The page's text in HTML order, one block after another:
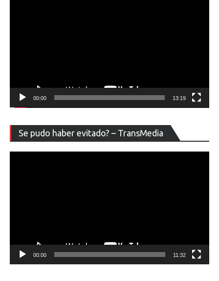
00:00 13:19
Se pudo haber evitado? – TransMedia
de
00:00 11:32